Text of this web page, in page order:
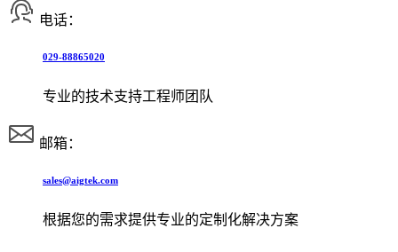
电话：
029-88865020
专业的技术支持工程师团队
邮箱：
sales@aigtek.com
根据您的需求提供专业的定制化解决方案